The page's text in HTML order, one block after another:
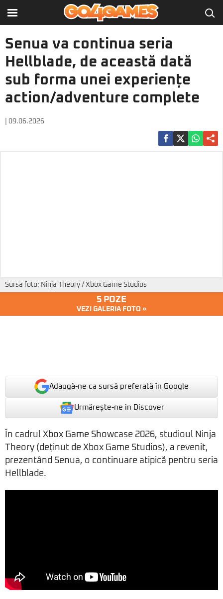
Senua va continua seria
Hellblade, de această dată
sub forma unei experiențe
action/adventure complete
| 09.06.2026
Sursa foto: Ninja Theory / Xbox Game Studios
5 POZE
VEZI GALERIA FOTO »
Adaugă-ne ca sursă preferată în Google
Urmărește-ne in Discover
În cadrul Xbox Game Showcase 2026, studioul Ninja
Theory (deținut de Xbox Game Studios), a revenit,
prezentând Senua, o continuare atipică pentru seria
Hellblade.